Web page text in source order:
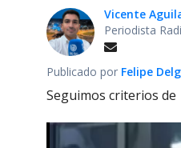
Vicente
Periodista
Publicado por Felipe
Seguimos criterios de